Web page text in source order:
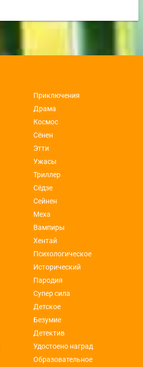
Приключения
Драма
Космос
Сёнен
Этти
Ужасы
Триллер
Сёдзе
Сейнен
Меха
Вампиры
Хентай
Психологическое
Исторический
Пародия
Супер сила
Детское
Безумие
Детектив
Удостоено наград
Образовательное